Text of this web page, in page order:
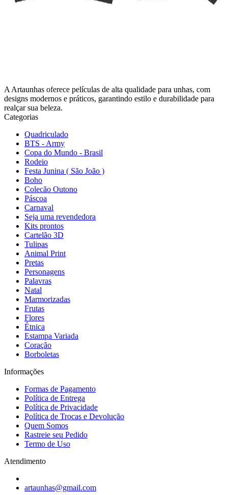
A Artaunhas oferece películas de alta qualidade para unhas, com
designs modernos e práticos, garantindo estilo e durabilidade para
realçar sua beleza.
Categorias
Quadriculado
BTS - Army
Copa do Mundo - Brasil
Rodeio
Festa Junina ( São João )
Boho
Colecão Outono
Páscoa
Carnaval
Seja uma revendedora
Kits prontos
Cartelão 3D
Tulipas
Animal Print
Pretas
Personagens
Palavras
Natal
Marmorizadas
Frutas
Flores
Étnica
Estampa Variada
Coração
Borboletas
Informações
Formas de Pagamento
Política de Entrega
Política de Privacidade
Política de Trocas e Devolução
Quem Somos
Rastreie seu Pedido
Termo de Uso
Atendimento
artaunhas@gmail.com